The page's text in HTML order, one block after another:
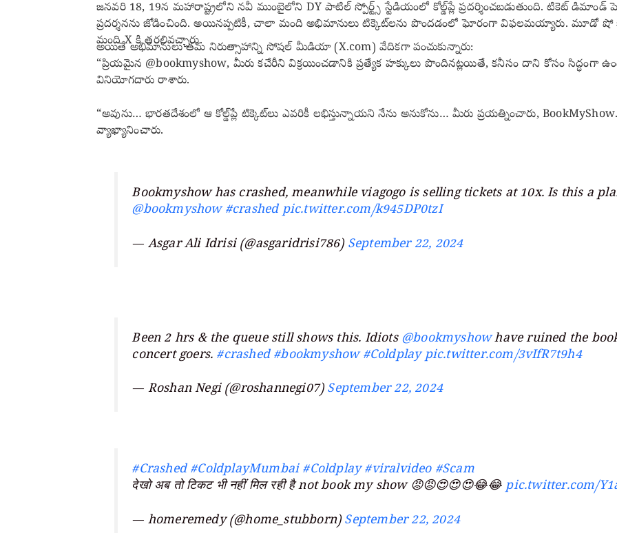
జనవరి 18, 19న మహారాష్ట్రలోని నవీ ముంబైలోని DY పాటిల్ స్పోర్ట్స్ స్టేడియంలో కోల్డ్‌ప్లే ప్రదర్శించబడుతుంది. టికెట్ డిమాండ్
ప్రదర్శనను జోడించింది. అయినప్పటికీ, చాలా మంది అభిమానులు టిక్కెట్‌లను పొందడంలో ఘోరంగా విఫలమయ్యారు. మూడో
మంది X కి తరలివచ్చారు.
అయితే అభిమానులు తమ నిరుత్సాహాన్ని సోషల్ మీడియా (X.com) వేదికగా పంచుకున్నారు:
“ప్రియమైన @bookmyshow, మీరు కచేరీని విక్రయించడానికి ప్రత్యేక హక్కులు పొందినట్లయితే, కనీసం దాని కోసం సిద్ధంగా
వినియోగదారు రాశారు.
“అవును… భారతదేశంలో ఆ కోల్డ్‌ప్లే టిక్కెట్‌లు ఎవరికీ లభిస్తున్నాయని నేను అనుకోను… మీరు ప్రయత్నించారు,
వ్యాఖ్యానించారు.
Bookmyshow has crashed, meanwhile viagogo is selling tickets at 10x. Is this a
@bookmyshow #crashed pic.twitter.com/k945DP0tzI
— Asgar Ali Idrisi (@asgaridrisi786) September 22, 2024
Been 2 hrs & the queue still shows this. Idiots @bookmyshowhave ruined the
concert goers. #crashed #bookmyshow #Coldplay pic.twitter.com/3vIfR7t9h4
— Roshan Negi (@roshannegi07)September 22, 2024
#Crashed #ColdplayMumbai #Coldplay #viralvideo #Scam
देखो अब तो टिकट भी नहीं मिल रही है not book my show 😡😡😍😍😍😂😂pic.twitter.com/
— homeremedy (@home_stubborn)September 22, 2024